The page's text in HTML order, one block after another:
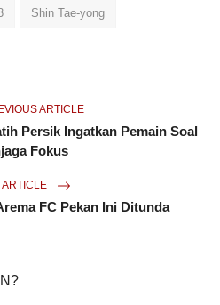
Shin Tae-yong
ARTICLE
Persik Ingatkan Pemain Soal
Fokus
ARTICLE
FC Pekan Ini Ditunda